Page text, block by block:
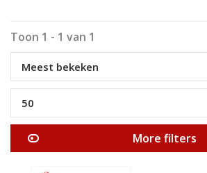
Toon 1 - 1 van 1
Meest bekeken
50
More filters